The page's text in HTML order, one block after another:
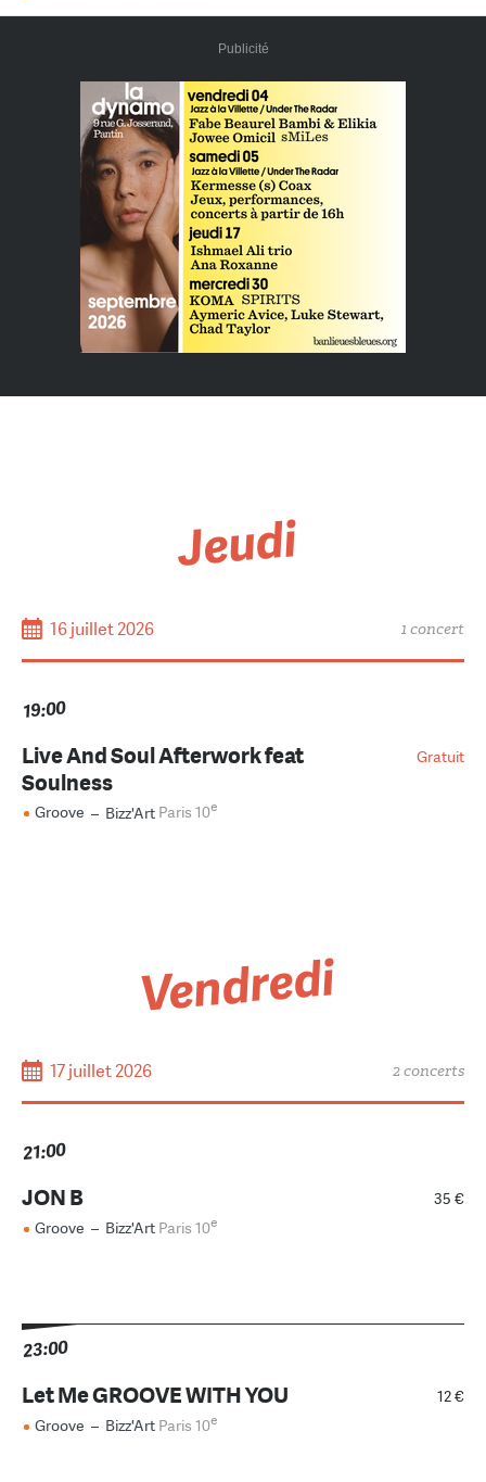
Publicité
Jeudi
16 juillet 2026 1 concert
19:00
Gratuit
Live And Soul Afterwork feat
Soulness
Groove – Bizz'Art Paris 10e
Vendredi
17 juillet 2026 2 concerts
21:00
35 €
JON B
Groove – Bizz'Art Paris 10e
23:00
12 €
Let Me GROOVE WITH YOU
Groove – Bizz'Art Paris 10e